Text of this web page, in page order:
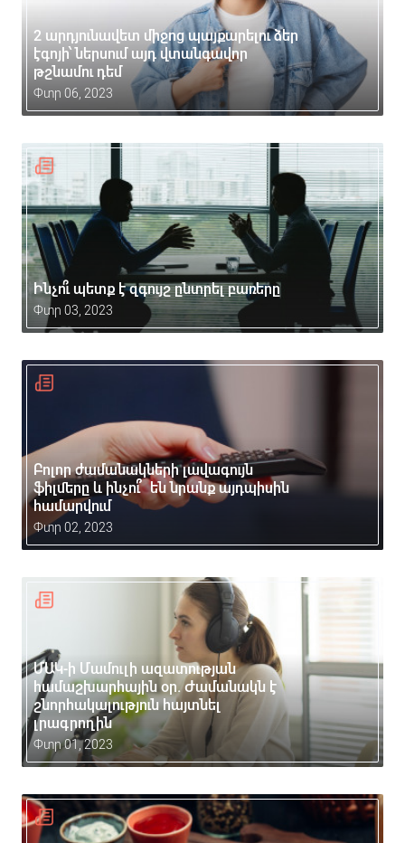
2 արդյունավետ միջոց պայքարելու ձեր
էգոյի՝ ներսում այդ վտանգավոր
թշնամու դեմ
Փտր 06, 2023
Ինչո՞ւ պետք է զգույշ ընտրել բառերը
Փտր 03, 2023
Բոլոր ժամանակների լավագույն
ֆիլմերը և ինչու՞ են նրանք այդպիսին
համարվում
Փտր 02, 2023
ՄԱԿ-ի Մամուլի ազատության
համաշխարհային օր. Ժամանակն է
շնորհակալություն հայտնել
լրագրողին
Փտր 01, 2023